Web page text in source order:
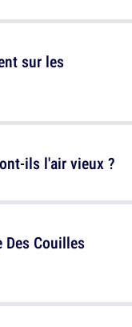
ils l'air vieux ?
sur les
Couilles